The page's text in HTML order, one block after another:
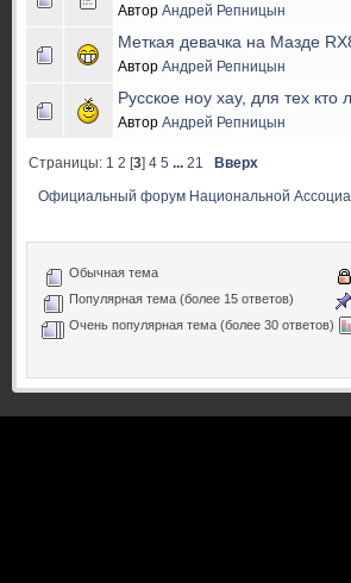
Автор Андрей Репницын
Меткая девачка на Мазде
Автор Андрей Репницын
Русское ноу хау, для тех кто
Автор Андрей Репницын
Страницы: 1 2 [3]4 5 ...21 Вверх
Официальный форум Национальной
Обычная тема
Популярная тема (более 15 ответов)
Очень популярная тема (более 30 ответов)